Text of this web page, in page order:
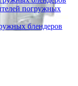
погружных
блендеров